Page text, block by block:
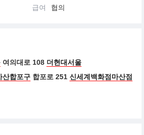
급여 협의
여의대로 108 더현대서울
산합포구 합포로 251 신세계백화점마산점